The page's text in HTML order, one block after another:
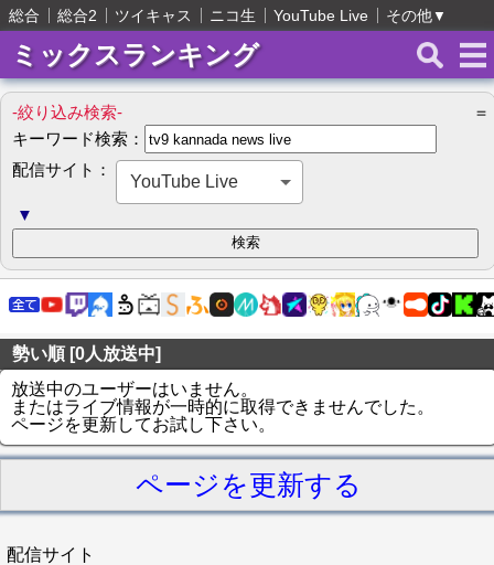
総合 総合2 ツイキャス ニコ生 YouTube Live その他▼
ミックスランキング
-絞り込み検索-
＝
キーワード検索：
配信サイト：
YouTube Live
▼
勢い順 [0人放送中]
放送中のユーザーはいません。
またはライブ情報が一時的に取得できませんでした。
ページを更新してお試し下さい。
ページを更新する
配信サイト